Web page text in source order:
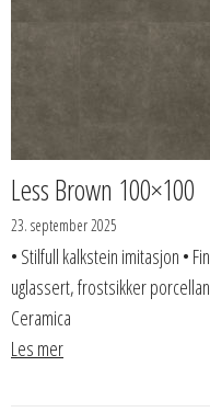
Less Brown 100×100
23. september 2025
• Stilfull kalkstein imitasjon •
uglassert, frostsikker
Ceramica
Les mer